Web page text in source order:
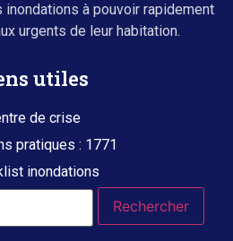
à pouvoir rapidement
urgents de leur habitation.
utiles
de crise
pratiques : 1771
inondations